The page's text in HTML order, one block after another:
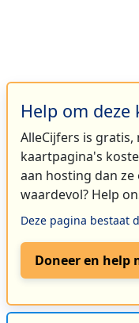
Help om
AlleCijfers is
kaartpagina's
aan hosting dan
waardevol? Help
Deze pagina bestaat
Doneer en help